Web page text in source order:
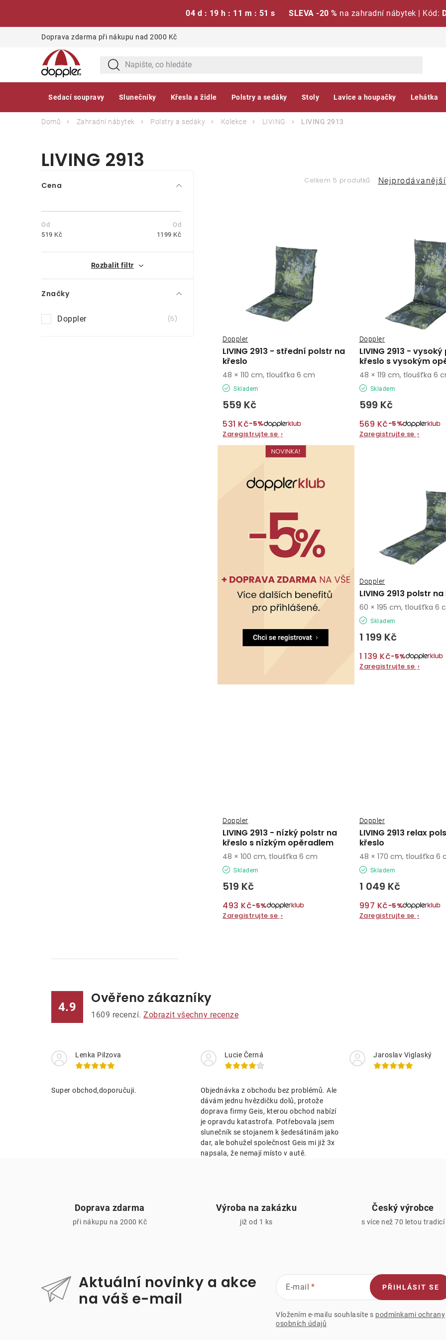
04 d : 19 h : 11 m : 50 s SLEVA -20 % na zahradní nábytek | Kód:
Doprava zdarma při nákupu nad 2000 Kč
Sedací soupravy Slunečníky Křesla a židle Polstry a sedáky Stoly Lavice a houpačky Lehátka
Domů Zahradní nábytek Polstry a sedáky Kolekce LIVING LIVING 2913
LIVING 2913
P
s
t
r
a
n
n
í
Cena
519 Kč 1199 Kč
Rozbalit filtr
Značky
Doppler 5
Celkem 5 produtků
Ř
o
d
u
k
t
ů
Nejprodávanější
o
d
u
k
t
ů
LIVING 2913 - střední polstr na
křeslo
Doppler
Skladem
559 Kč
531 Kč−5%
Zaregistrujte se ›
48 × 110 cm, tloušťka 6 cm
LIVING 2913 -
křeslo s vysokým
Doppler
Skladem
599 Kč
569 Kč−5%
Zaregistrujte se ›
48 × 119 cm, tloušťka 6
LIVING 2913 polstr
Doppler
Skladem
1 199 Kč
1 139 Kč−5%
Zaregistrujte se ›
60 × 195 cm, tloušťka 6
LIVING 2913 - nízký polstr na
křeslo s nízkým opěradlem
Doppler
Skladem
519 Kč
493 Kč−5%
Zaregistrujte se ›
48 × 100 cm, tloušťka 6 cm
LIVING 2913 relax
křeslo
Doppler
Skladem
1 049 Kč
997 Kč−5%
Zaregistrujte se ›
48 × 170 cm, tloušťka 6
á
a
c
p
r
v
k
p
4.9
Ověřeno zákazníky
1609 recenzí. Zobrazit všechny recenze
Lenka Pilzova
Super obchod,doporučuji.
Lucie Černá
Objednávka z obchodu bez problémů. Ale
dávám jednu hvězdičku dolů, protože
doprava firmy Geis, kterou obchod nabízí
je opravdu katastrofa. Potřebovala jsem
slunečník se stojanem k ṣ̌edesátinám jako
dar, ale bohužel společnost Geis mi již 3x
napsala, že nemají místo v autě.
Jaroslav Viglaský
Doprava zdarma
při nákupu na 2000 Kč
Výroba na zakázku
již od 1 ks
Český výrobce
s více než 70 letou tradicí
Aktuální novinky a akce
na váš e-mail
E-mail
Vložením e-mailu souhlasíte s podmínkami ochrany
osobních údajů
PŘIHLÁSIT SE